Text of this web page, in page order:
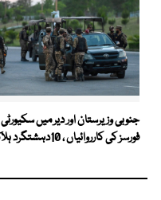
جنوبی وزیرستان اور دیر میں سکیورٹی
فورسز کی کارروائیاں ، 10دہشتگرد ہلاک